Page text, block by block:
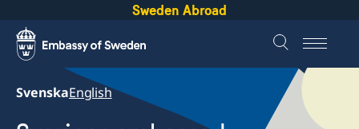
Sweden Abroad
SvenskaEnglish